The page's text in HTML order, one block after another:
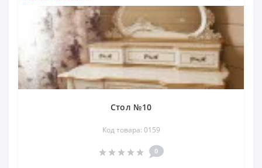
Стол №10
Код товара: 0159
0